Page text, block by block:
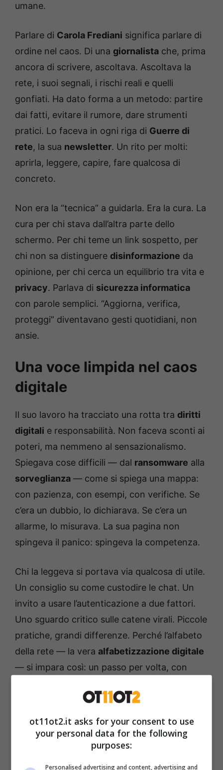
umane.
Parlare di Carola Frediani significa parlare di
ordine nel caos. Di una giornalista che, prima
ancora di scrivere, ascoltava. Ascoltava la
rete, i suoi segnali, i rischi reali e quelli
gonfiati. Ha dato forma a un metodo: partire
dai fatti, evitare il rumore, dare strumenti
pratici. Lo faceva in ogni riga di Guerre di
rete, la sua newsletter. Un rito per molti:
aprirla, leggere, capire, fare qualcosa di
concreto.
Non era la “tecnica” a guidarla. Era la cura. La
cura per chi stava dall’altra parte dello
schermo. Per chi teme un link sospetto, per
chi non sa distinguere disinformazione da
opinione, per chi cerca un equilibrio tra vita e
privacy. Parlava di sicurezza informatica
con parole semplici. “Aggiorna, verifica,
proteggi” diventavano gesti quotidiani, non
ansie.
Una voce limpida nel caos
digitale
Il suo lavoro ha tracciato una rotta tra diritti
digitali e responsabilità. Non faceva sconti ai
poteri, ma nemmeno al sensazionalismo.
Spiegava cose difficili — dal ransomware alla
sorveglianza — come si spiega una mappa:
con pazienza, con esempi, con verifiche. Se
c’era un dubbio, lo dichiarava. Se c’era un
allarme, lo misurava. La sua pagina non
spingeva il panico: spingeva la competenza.
Chi la leggeva si portava via qualcosa di utile.
Un consiglio su come custodire le chat. Un
invito a usare l’autenticazione a due fattori.
Uno sguardo critico sulle catene virali. Piccole
pratiche, grandi differenze. Perché l’alfabeto
della rete — la vera alfabetizzazione digitale
— si impara così: un passo per volta, con
pubblicato sul suo spazio, proprio lì, su
”: “Lascia un vuoto incolmabile
ot11ot2.it asks for your consent to use
your personal data for the following
purposes:
Personalised advertising and content, advertising and